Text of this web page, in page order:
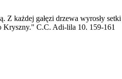
każdej gałęzi drzewa wyrosły
Kryszny." C.C. Adi-lila 10. 159-161